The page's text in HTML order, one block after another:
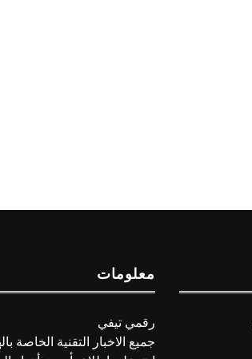
معلومات
رقمي تيفي
جميع الاخبار التقنية الخاصة